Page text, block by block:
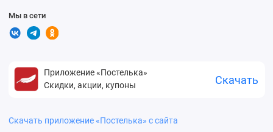
Мы в сети
Приложение «Постелька»
Скидки, акции, купоны
Скачать
Скачать приложение «Постелька» с сайта